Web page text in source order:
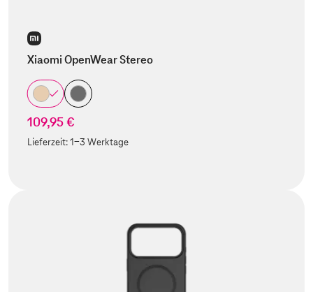
Xiaomi OpenWear Stereo
109,95 €
Lieferzeit:1-3 Werktage